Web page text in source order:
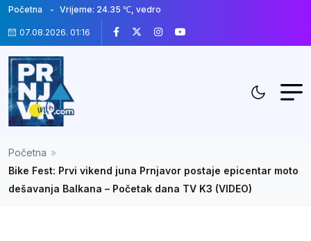
Početna Vrijeme: 24.35 ℃, vedro
07.08.2026. 01:16
Početna »
Bike Fest: Prvi vikend juna Prnjavor postaje epicentar moto
dešavanja Balkana – Početak dana TV K3 (VIDEO)